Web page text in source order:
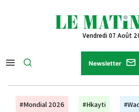
Vendredi 07 Août
Newsletter
#Mondial 2026 #Hkayti